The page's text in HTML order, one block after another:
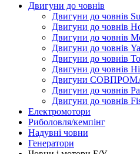
Двигуни до човнів
Двигуни до човнів
Двигуни до човнів
Двигуни до човнів
Двигуни до човнів
Двигуни до човнів
Двигуни до човнів
Двигуни
Двигуни до човнів
Двигуни до човнів
Електромотори
Риболовля/кемпінг
Надувні човни
Генератори